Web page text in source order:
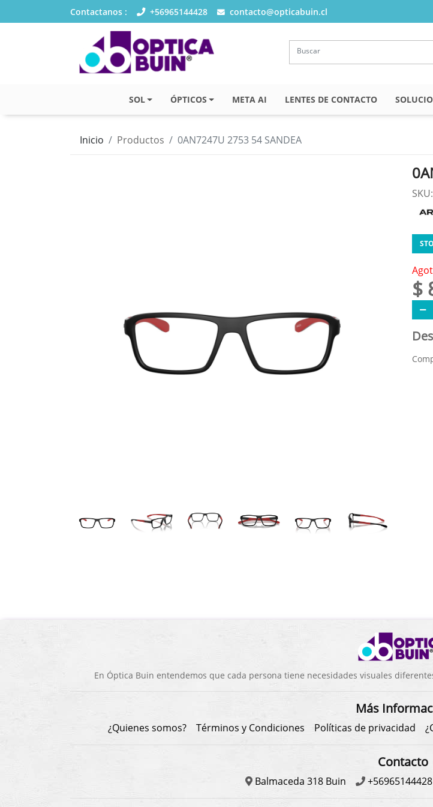
Contactanos : +56965144428 contacto@opticabuin.cl
SOL ÓPTICOS META AI LENTES DE CONTACTO
Inicio Productos 0AN7247U 2753 54 SANDEA
$
En Óptica Buin entendemos que cada persona tiene necesidades visuales
Más
¿Quienes somos? Términos y Condiciones Políticas de privacidad
Contacto
Balmaceda 318 Buin +56965144428